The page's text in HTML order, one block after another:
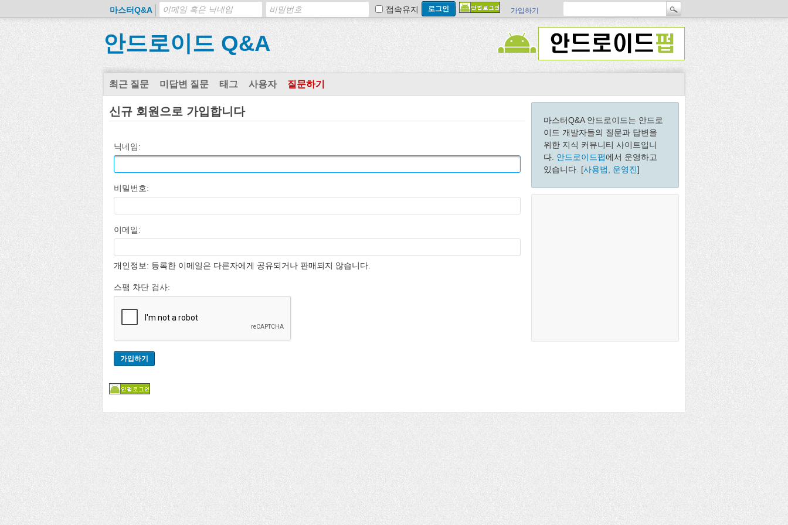
마스터Q&A 접속유지 가입하기
안드로이드 Q&A
최근 질문 미답변 질문 태그 사용자 질문하기
마스터Q&A 안드로이드는 안드로
이드 개발자들의 질문과 답변을
위한 지식 커뮤니티 사이트입니
다. 안드로이드펍에서 운영하고
있습니다. [사용법 운영진]
신규 회원으로 가입합니다
닉네임:
비밀번호:
이메일:
개인정보: 등록한 이메일은 다른자에게 공유되거나 판매되지 않습니다.
스팸 차단 검사: